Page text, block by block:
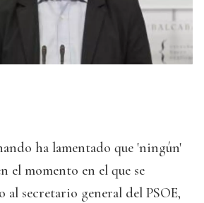
ha lamentado que 'ningún'
el momento en el que se
secretario general del PSOE,